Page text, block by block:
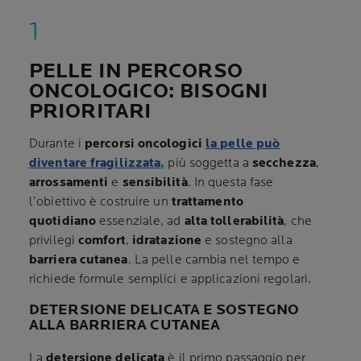
PELLE IN PERCORSO
ONCOLOGICO: BISOGNI
PRIORITARI
Durante i percorsi oncologici la pelle può
diventare fragilizzata, più soggetta a secchezza,
arrossamenti e sensibilità. In questa fase
l’obiettivo è costruire un trattamento
quotidiano essenziale, ad alta tollerabilità, che
privilegi comfort, idratazione e sostegno alla
barriera cutanea. La pelle cambia nel tempo e
richiede formule semplici e applicazioni regolari.
DETERSIONE DELICATA E SOSTEGNO
ALLA BARRIERA CUTANEA